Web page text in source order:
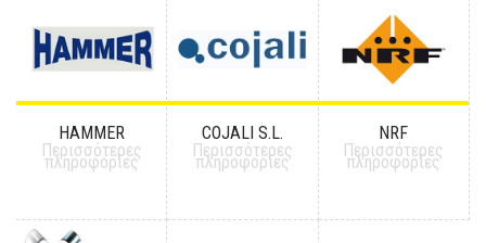
HAMMER
Περισσότερες
πληροφορίες
COJALI S.L.
Περισσότερες
πληροφορίες
NRF
Περισσότερες
πληροφορίες